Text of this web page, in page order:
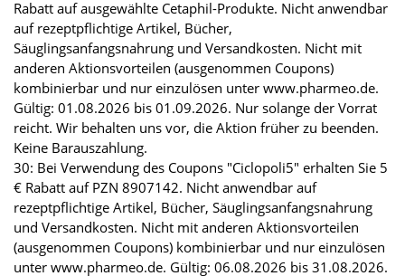
Rabatt auf ausgewählte Cetaphil-Produkte. Nicht anwendbar
auf rezeptpflichtige Artikel, Bücher,
Säuglingsanfangsnahrung und Versandkosten. Nicht mit
anderen Aktionsvorteilen (ausgenommen Coupons)
kombinierbar und nur einzulösen unter www.pharmeo.de.
Gültig: 01.08.2026 bis 01.09.2026. Nur solange der Vorrat
reicht. Wir behalten uns vor, die Aktion früher zu beenden.
Keine Barauszahlung.
30: Bei Verwendung des Coupons "Ciclopoli5" erhalten Sie 5
€ Rabatt auf PZN 8907142. Nicht anwendbar auf
rezeptpflichtige Artikel, Bücher, Säuglingsanfangsnahrung
und Versandkosten. Nicht mit anderen Aktionsvorteilen
(ausgenommen Coupons) kombinierbar und nur einzulösen
unter www.pharmeo.de. Gültig: 06.08.2026 bis 31.08.2026.